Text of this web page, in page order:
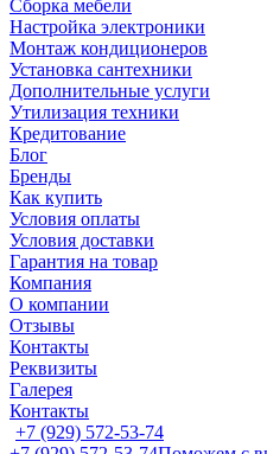
Сборка мебели
Настройка электроники
Монтаж кондиционеров
Установка сантехники
Дополнительные услуги
Утилизация техники
Кредитование
Блог
Бренды
Как купить
Условия оплаты
Условия доставки
Гарантия на товар
Компания
О компании
Отзывы
Контакты
Реквизиты
Галерея
Контакты
+7 (929) 572-53-74